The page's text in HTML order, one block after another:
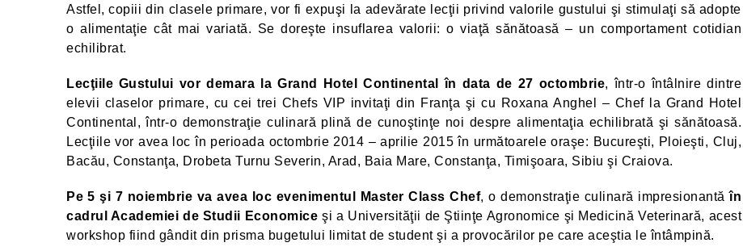
Astfel, copiii din clasele primare, vor fi expuşi la adevărate lecţii privind valorile gustului şi stimulaţi să adopte
o alimentaţie cât mai variată. Se doreşte insuflarea valorii: o viaţă sănătoasă – un comportament cotidian
echilibrat.
Lecţiile Gustului vor demara la Grand Hotel Continental în data de 27 octombrie, într-o întâlnire dintre
elevii claselor primare, cu cei trei Chefs VIP invitaţi din Franţa şi cu Roxana Anghel – Chef la Grand Hotel
Continental, într-o demonstraţie culinară plină de cunoştinţe noi despre alimentaţia echilibrată şi sănătoasă.
Lecţiile vor avea loc în perioada octombrie 2014 – aprilie 2015 în următoarele oraşe: Bucureşti, Ploieşti, Cluj,
Bacău, Constanţa, Drobeta Turnu Severin, Arad, Baia Mare, Constanţa, Timişoara, Sibiu şi Craiova.
Pe 5 şi 7 noiembrie va avea loc evenimentul Master Class Chef, o demonstraţie culinară impresionantăîn
cadrul Academiei de Studii Economice şi a Universităţii de Ştiinţe Agronomice şi Medicină Veterinară, acest
workshop fiind gândit din prisma bugetului limitat de student şi a provocărilor pe care aceştia le întâmpină.